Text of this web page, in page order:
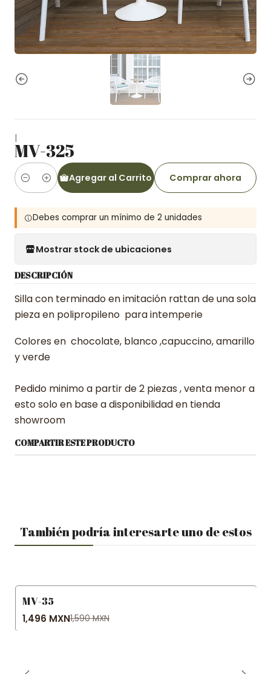
|
MV-325
Cantidad
Agregar al Carrito Comprar ahora
Debes comprar un mínimo de 2 unidades
Mostrar stock de ubicaciones
DESCRIPCIÓN
Silla con terminado en imitación rattan de una sola
pieza en polipropileno para intemperie
Colores en chocolate, blanco ,capuccino, amarillo
y verde
Pedido minimo a partir de 2 piezas , venta menor a
esto solo en base a disponibilidad en tienda
showroom
COMPARTIR ESTE PRODUCTO
También podría interesarte uno de estos
-6% OFF
MV-35
1,496 MXN1,590 MXN